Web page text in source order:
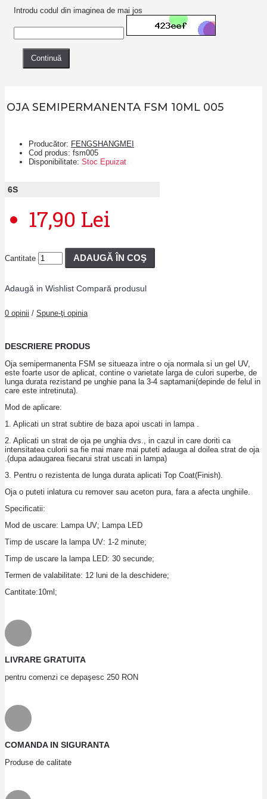
Introdu codul din imaginea de mai jos
Continuă
OJA SEMIPERMANENTA FSM 10ML 005
Producător: FENGSHANGMEI
Cod produs: fsm005
Disponibilitate: Stoc Epuizat
6S
17,90 Lei
Cantitate ADAUGĂ ÎN COŞ
Adaugă in Wishlist Compară produsul
0 opinii / Spune-ţi opinia
DESCRIERE PRODUS
Oja semipermanenta FSM se situeaza intre o oja normala si un gel UV,
este foarte usor de aplicat, contine o varietate larga de culori superbe, de
lunga durata rezistand pe unghie pana la 3-4 saptamani(depinde de felul in
care este intretinuta).
Mod de aplicare:
1. Aplicati un strat subtire de baza apoi uscati in lampa .
2. Aplicati un strat de oja pe unghia dvs., in cazul in care doriti ca
intensitatea culorii sa fie mai mare mai puteti adauga al doilea strat de oja
.(dupa adaugarea fiecarui strat uscati in lampa)
3. Pentru o rezistenta de lunga durata aplicati Top Coat(Finish).
Oja o puteti inlatura cu remover sau aceton pura, fara a afecta unghiile.
Specificatii:
Mod de uscare: Lampa UV; Lampa LED
Timp de uscare la lampa UV: 1-2 minute;
Timp de uscare la lampa LED: 30 secunde;
Termen de valabilitate: 12 luni de la deschidere;
Cantitate:10ml;
LIVRARE GRATUITA
pentru comenzi ce depaşesc 250 RON
COMANDA IN SIGURANTA
Produse de calitate